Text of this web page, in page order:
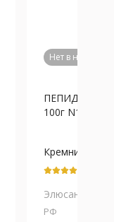
Нет в наличии
ПЕПИДОЛ
100г N1
Кремния
Элюсан НПЦ
РФ